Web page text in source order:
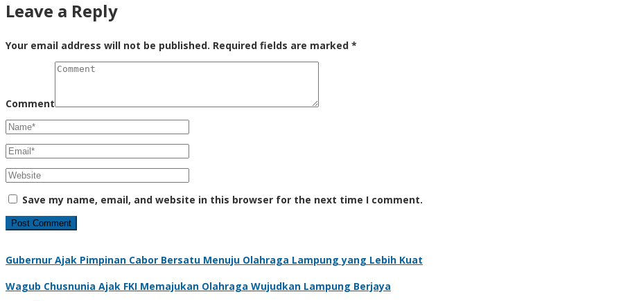
Leave a Reply
Your email address will not be published. Required fields are marked *
Comment
Save my name, email, and website in this browser for the next time I comment.
Gubernur Ajak Pimpinan Cabor Bersatu Menuju Olahraga Lampung yang Lebih Kuat
Wagub Chusnunia Ajak FKI Memajukan Olahraga Wujudkan Lampung Berjaya